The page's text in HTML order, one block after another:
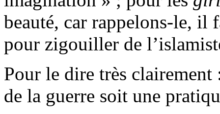
beauté, car rappelons-le, il
pour zigouiller de
Pour le dire très
de la guerre soit une